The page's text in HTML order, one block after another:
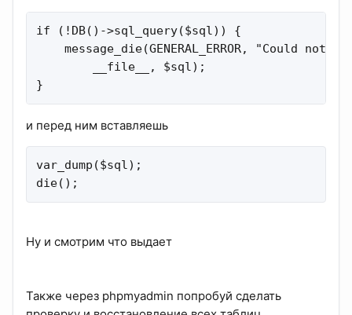
if (!DB()->sql_query($sql)) {
message_die(GENERAL_ERROR, "Could not
        __file__, $sql);
}
и перед ним вставляешь
var_dump($sql);
die();
Ну и смотрим что выдает
Также через phpmyadmin попробуй сделать